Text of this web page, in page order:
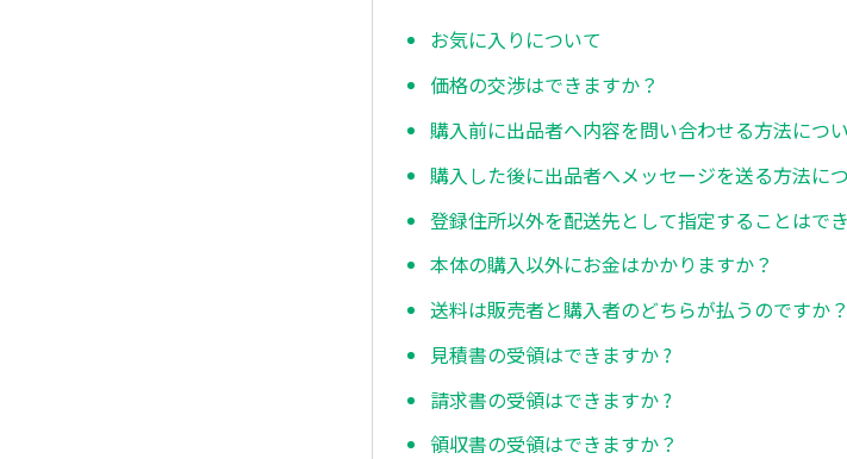
お気に入りについて
価格の交渉はできますか？
購入前に出品者へ内容を問い合わせる方法につ
購入した後に出品者へメッセージを送る方法に
登録住所以外を配送先として指定することはで
本体の購入以外にお金はかかりますか？
送料は販売者と購入者のどちらが払うのですか？
見積書の受領はできますか ?
請求書の受領はできますか ?
領収書の受領はできますか？